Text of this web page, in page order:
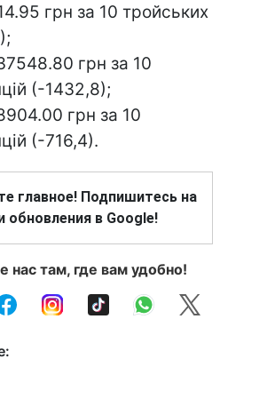
грн за 10 тройських
грн за 10
(-1432,8);
грн за 10
(-716,4).
главное! Подпишитесь на
обновления в Google!
нас там, где вам удобно!